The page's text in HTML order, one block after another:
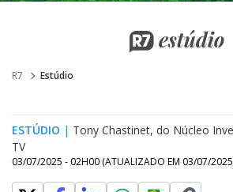
R7 Estúdio
ESTÚDIO | Tony Chastinet, do Núcleo
TV
03/07/2025 - 02H00 (ATUALIZADO EM 03/07/